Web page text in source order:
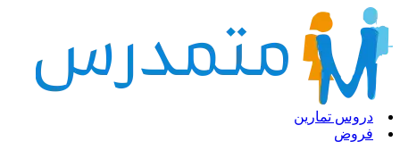
دروس تمارين
فروض